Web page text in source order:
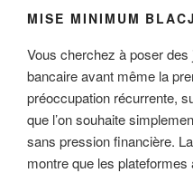
MISE MINIMUM
Vous cherchez à poser
bancaire avant même la
préoccupation récurrente,
que l’on souhaite
sans pression financière.
montre que les